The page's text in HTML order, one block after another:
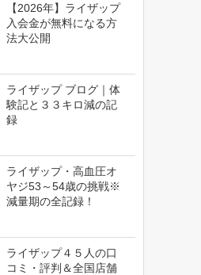
【2026年】ライザップ
入会金が無料になる方
法大公開
ライザップ ブログ｜体
験記と３３キロ減の記
録
ライザップ・高血圧オ
ヤジ53～54歳の挑戦※
減量期の全記録！
ライザップ４５人の口
コミ・評判＆全国店舗